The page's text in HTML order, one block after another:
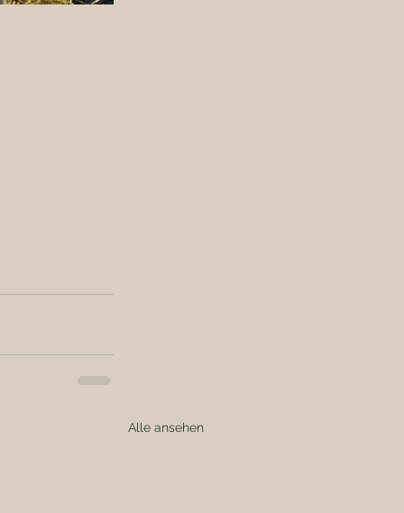
Alle ansehen